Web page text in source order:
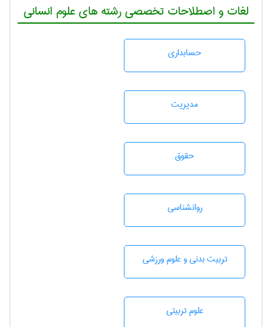
لغات و اصطلاحات تخصصی رشته های علوم انسانی
حسابداری
مديريت
حقوق
روانشناسی
تربيت بدنی و علوم ورزشی
علوم تربيتی